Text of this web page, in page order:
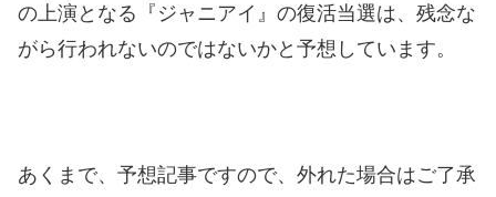
の上演となる『ジャニアイ』の復活当選は、残念な
がら行われないのではないかと予想しています。
あくまで、予想記事ですので、外れた場合はご了承